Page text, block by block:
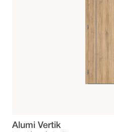
Alumi Vertik